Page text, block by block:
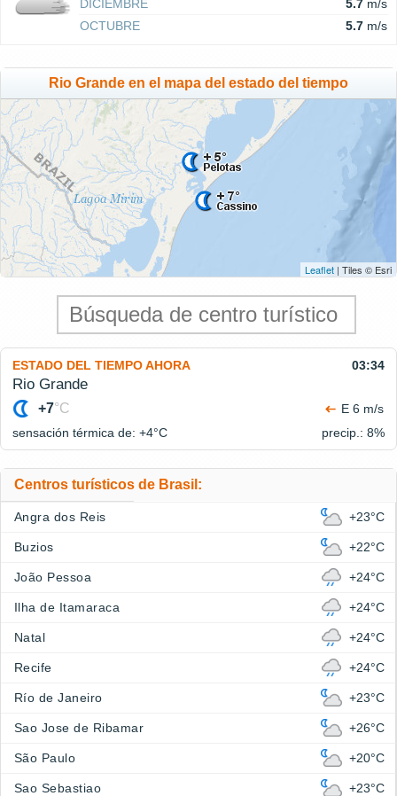
DICIEMBRE 5.7 m/s
OCTUBRE
5.7 m/s
Rio Grande en el mapa del estado del tiempo
Leaflet | Tiles © Esri
ESTADO DEL TIEMPO AHORA 03:34
Rio Grande
+7°C
E 6 m/s
sensación térmica de: +4°C precip.: 8%
Centros turísticos de Brasil:
Angra dos Reis +23°C
Buzios +22°C
João Pessoa +24°C
Ilha de Itamaraca +24°C
Natal +24°C
Recife +24°C
Río de Janeiro +23°C
Sao Jose de Ribamar +26°C
São Paulo +20°C
Sao Sebastiao +23°C